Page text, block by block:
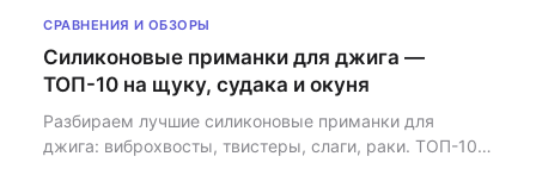
СРАВНЕНИЯ И ОБЗОРЫ
Силиконовые приманки для джига —
ТОП-10 на щуку, судака и окуня
Разбираем лучшие силиконовые приманки для
джига: виброхвосты, твистеры, слаги, раки. ТОП-10